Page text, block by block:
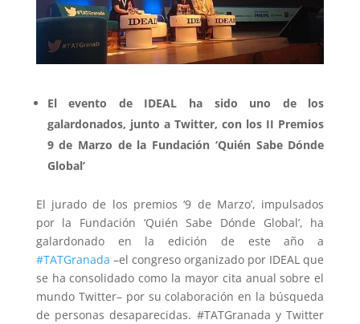
El evento de IDEAL ha sido uno de los
galardonados, junto a Twitter, con los II Premios
9 de Marzo de la Fundación ‘Quién Sabe Dónde
Global’
El jurado de los premios ‘9 de Marzo’, impulsados
por la Fundación ‘Quién Sabe Dónde Global’, ha
galardonado en la edición de este año a
#TATGranada –el congreso organizado por IDEAL que
se ha consolidado como la mayor cita anual sobre el
mundo Twitter– por su colaboración en la búsqueda
de personas desaparecidas. #TATGranada y Twitter